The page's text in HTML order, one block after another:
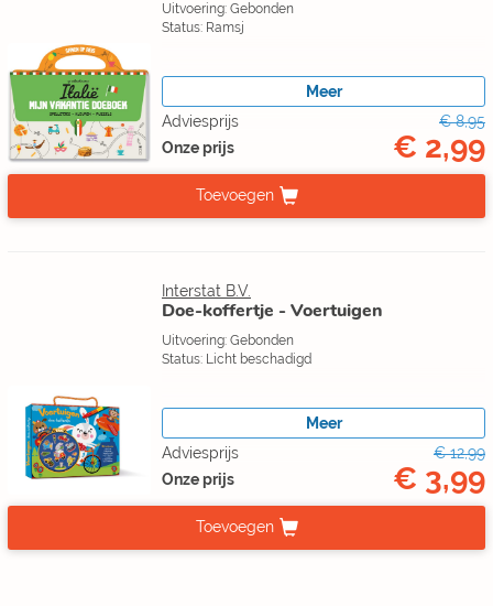
Uitvoering: Gebonden
Status: Ramsj
Meer
Adviesprijs
€ 8,95
Onze prijs
€ 2,99
Toevoegen
Interstat B.V.
Doe-koffertje - Voertuigen
Uitvoering: Gebonden
Status: Licht beschadigd
Meer
Adviesprijs
€ 12,99
Onze prijs
€ 3,99
Toevoegen